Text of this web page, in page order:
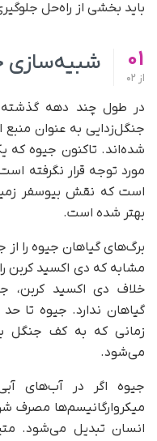
باید بخشی از راه‌حل
01
از
شبیه‌سازی
در طول چند دهه گذشته،
جنگل‌زدایی به عنوان منبع
شده‌اند. تاکنون جیوه که
مورد توجه قرار نگرفته
است که نقش بیوسفر
بهتر شده است.
برگ‌های گیاهان جیوه را
مشابه که دی اکسید کربن
خلاف دی اکسید کربن،
گیاهان ندارد. جیوه تا
زمانی که به کف جنگل
می‌شود.
جیوه اگر در آب‌های
میکروارگانیسم‌ها مصرف
انسان تبدیل می‌شود.